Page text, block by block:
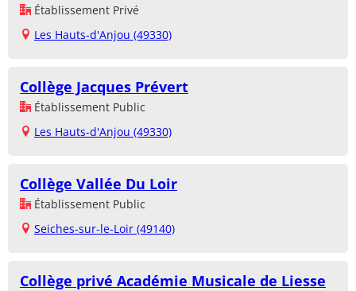
Établissement Privé
Les Hauts-d'Anjou (49330)
Collège Jacques Prévert
Établissement Public
Les Hauts-d'Anjou (49330)
Collège Vallée Du Loir
Établissement Public
Seiches-sur-le-Loir (49140)
Collège privé Académie Musicale de Liesse